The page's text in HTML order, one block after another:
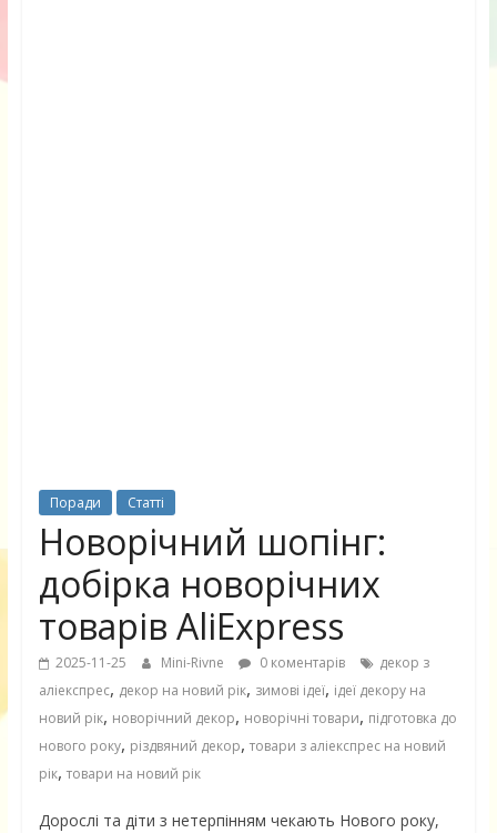
Поради Статті
Новорічний шопінг:
добірка новорічних
товарів AliExpress
2025-11-25 Mini-Rivne 0 коментарів
декор з
аліекспрес, декор на новий рік, зимові ідеї, ідеї декору на
новий рік, новорічний декор, новорічні товари, підготовка до
нового року, різдвяний декор, товари з аліекспрес на новий
рік, товари на новий рік
Дорослі та діти з нетерпінням чекають Нового року,